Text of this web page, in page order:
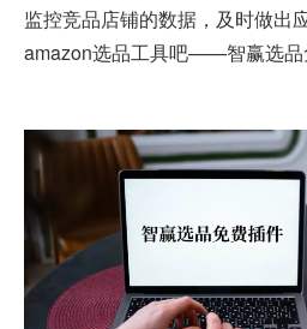
监控竞品店铺的数据，及时做出
amazon选品工具吧——智赢选